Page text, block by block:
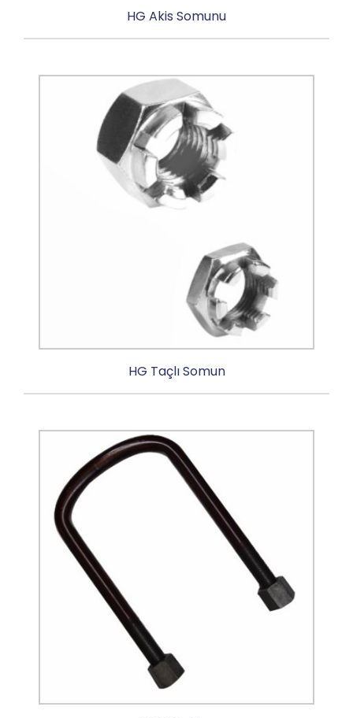
HG Akis Somunu
HG Taçlı Somun